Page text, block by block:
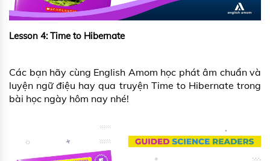
Lesson 4: Time to Hibernate
Các bạn hãy cùng English Amom học phát âm chuẩn và
luyện ngữ điệu hay qua truyện Time to Hibernate trong
bài học ngày hôm nay nhé!